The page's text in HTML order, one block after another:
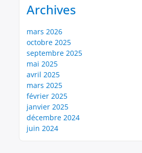
Archives
mars 2026
octobre 2025
septembre 2025
mai 2025
avril 2025
mars 2025
février 2025
janvier 2025
décembre 2024
juin 2024